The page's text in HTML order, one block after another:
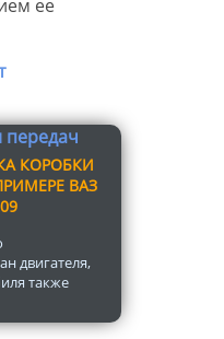
ее
КОРОБКИ
ВАЗ
двигателя,
также